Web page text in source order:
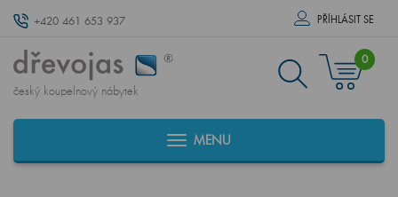
+420 461 653 937 PŘÍHLÁSIT SE
český koupelnový nábytek
0
MENU